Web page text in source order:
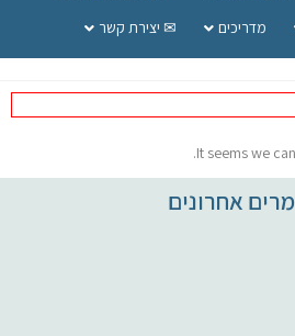
מדריכים ✉ יצירת קשר
It seems we
אחרונים